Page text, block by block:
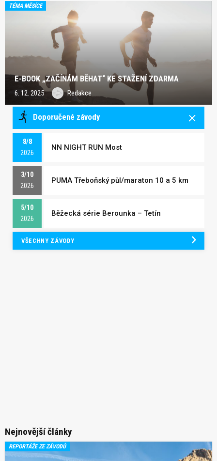
TÉMA MĚSÍCE
E-BOOK „ZAČÍNÁM BĚHAT“ KE STAŽENÍ ZDARMA
6. 12. 2025 Redakce
Doporučené závody
8/8
2026
NN NIGHT RUN Most
3/10
2026
PUMA Třeboňský půl/maraton 10 a 5 km
5/10
2026
Běžecká série Berounka – Tetín
VŠECHNY ZÁVODY
Nejnovější články
REPORTÁŽE ZE ZÁVODŮ